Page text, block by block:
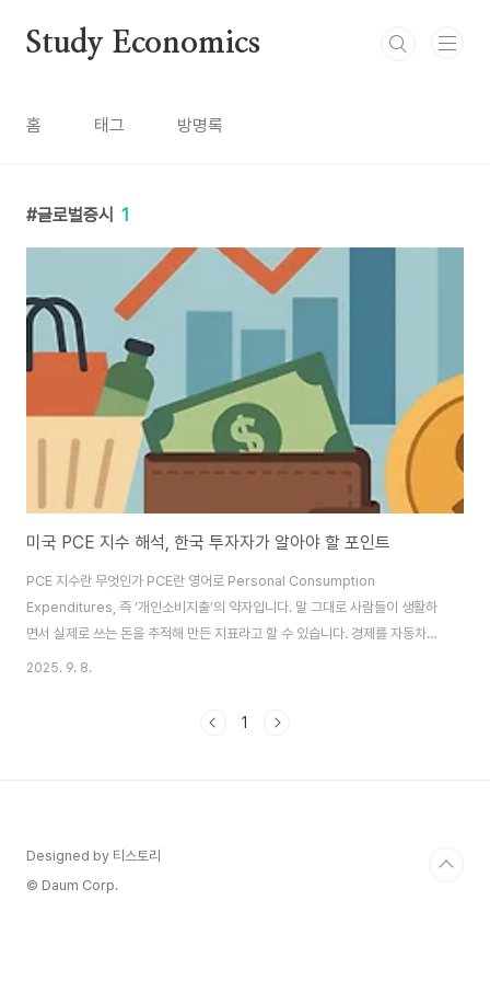
Study Economics
홈 태그 방명록
글로벌증시 1
미국 PCE 지수 해석, 한국 투자자가 알아야 할 포인트
PCE 지수란 무엇인가 PCE란 영어로 Personal Consumption
Expenditures, 즉 ‘개인소비지출’의 약자입니다. 말 그대로 사람들이 생활하
면서 실제로 쓰는 돈을 추적해 만든 지표라고 할 수 있습니다. 경제를 자동차에
비유하면, 엔진에 해당하는 것이 바로 소비입니다. 아무리 공장이 많이 돌아가
이지 못합니다. 미국의 경우에는 국내총생산(GDP)의 약 70%가 소비에서 나
2025. 9. 8.
1
Designed by 티스토리
© Daum Corp.